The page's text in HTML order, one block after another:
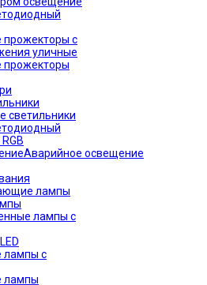
с
уличные
прожекторы
светильники
Аварийное освещение
лампы
лампы с
лампы с
лампы